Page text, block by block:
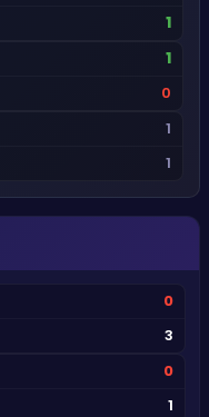
1
1
0
1
1
0
3
0
1